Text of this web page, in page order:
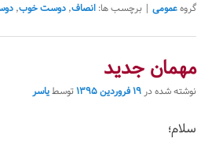
گروهعمومی | برچسب ها: انصاف٬ دوست خوب٬
مهمان جدید
نوشته شده در۱۹ فروردین ۱۳۹۵ توسطیاسر
سلام؛